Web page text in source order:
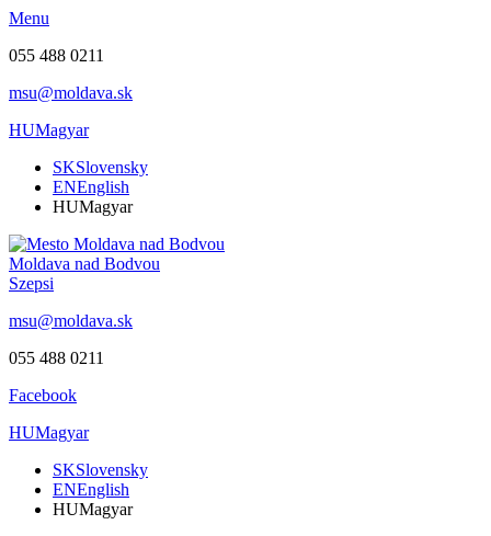
Menu
055 488 0211
msu@moldava.sk
HUMagyar
SKSlovensky
ENEnglish
HUMagyar
Moldava nad Bodvou
Szepsi
msu@moldava.sk
055 488 0211
Facebook
HUMagyar
SKSlovensky
ENEnglish
HUMagyar